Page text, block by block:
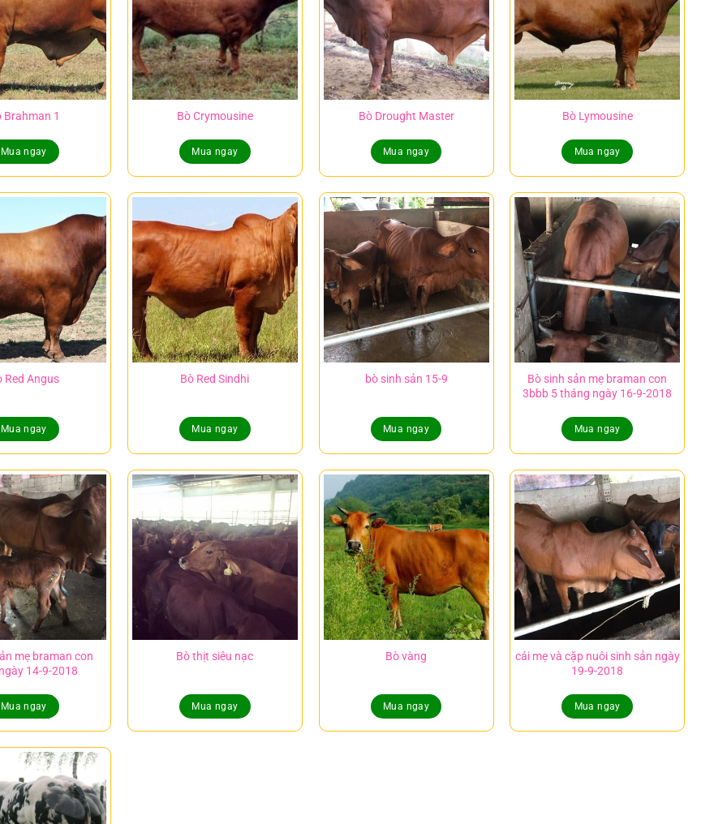
Brahman 1
Mua ngay
Bò Crymousine
Mua ngay
Bò Drought Master
Mua ngay
Bò Lymousine
Mua ngay
Red Angus
Mua ngay
Bò Red Sindhi
Mua ngay
bò sinh sản 15-9
Mua ngay
Bò sinh sản mẹ braman con
3bbb 5 tháng ngày 16-9-2018
Mua ngay
mẹ braman con
14-9-2018
Mua ngay
Bò thịt siêu nạc
Mua ngay
Bò vàng
Mua ngay
cái mẹ và cặp nuôi sinh sản ngày
19-9-2018
Mua ngay